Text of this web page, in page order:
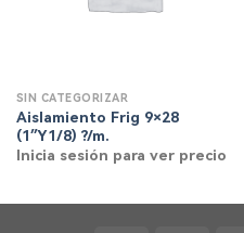
SIN CATEGORIZAR
Aislamiento Frig 9×28
(1″Y1/8) ?/m.
Inicia sesión para ver precio